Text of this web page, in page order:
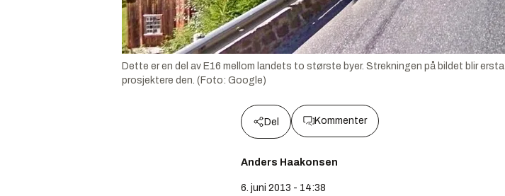
Dette er en del av E16 mellom landets to største byer. Strekningen på bildet blir
prosjektere den. (Foto: Google)
Del Kommenter
Anders Haakonsen
6. juni 2013 - 14:38